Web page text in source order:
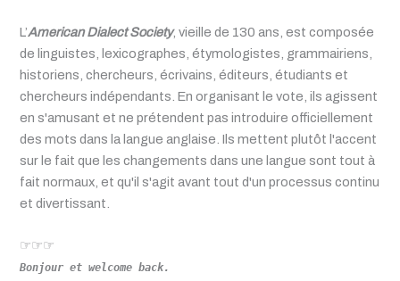
L’American Dialect Society, vieille de 130 ans, est composée
de linguistes, lexicographes, étymologistes, grammairiens,
historiens, chercheurs, écrivains, éditeurs, étudiants et
chercheurs indépendants. En organisant le vote, ils agissent
en s'amusant et ne prétendent pas introduire officiellement
des mots dans la langue anglaise. Ils mettent plutôt l'accent
sur le fait que les changements dans une langue sont tout à
fait normaux, et qu'il s'agit avant tout d'un processus continu
et divertissant.
☞☞☞
Bonjour et welcome back.